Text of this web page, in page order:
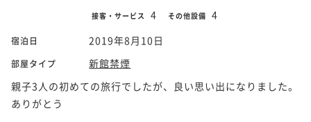
接客・サービス 4 その他設備 4
宿泊日 2019年8月10日
部屋タイプ
新館禁煙
親子3人の初めての旅行でしたが、良い思い出になりました。
ありがとう